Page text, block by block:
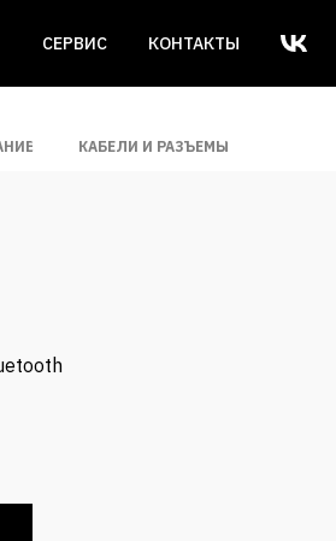
СЕРВИС КОНТАКТЫ
КАБЕЛИ И РАЗЪЕМЫ